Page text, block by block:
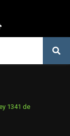
1341 de